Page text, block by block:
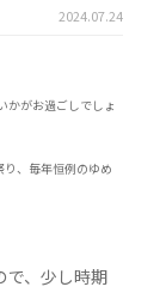
2024.07.24
かがお過ごしでしょ
、毎年恒例のゆめ
で、少し時期